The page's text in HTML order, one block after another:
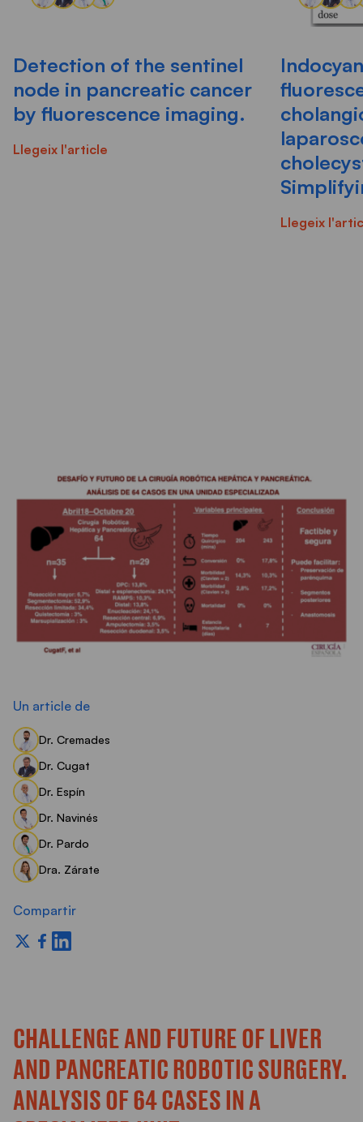
Detection of the sentinel
node in pancreatic cancer
by fluorescence imaging.
Llegeix l'article
Llegeix
Un article de
Dr. Cremades
Dr. Cugat
Dr. Espín
Dr. Navinés
Dr. Pardo
Dra. Zárate
Compartir
CHALLENGE AND FUTURE OF LIVER
AND PANCREATIC ROBOTIC SURGERY.
ANALYSIS OF 64 CASES IN A